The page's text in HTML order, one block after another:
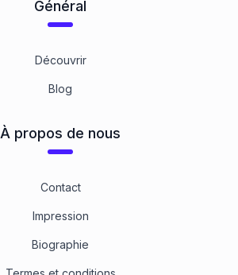
Général
Découvrir
Blog
À propos de nous
Contact
Impression
Biographie